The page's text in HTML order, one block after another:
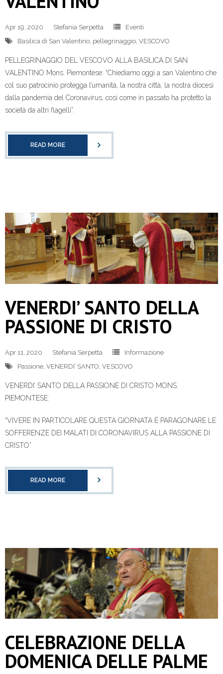
Apr 19, 2020 Stefania Serpetta
Eventi
Basilica di San Valentino pellegrinaggio VESCOVO
PELLEGRINAGGIO DEL VESCOVO ALLA BASILICA DI SAN
VALENTINO Mons. Piemontese: “Chiediamo oggi a san Valentino che
col suo patrocinio protegga l’umanità, la nostra città, la nostra diocesi
dalla pandemia del Coronavirus, così come in passato ha protetto la
società da altri flagelli”.
READ MORE
VENERDI’ SANTO DELLA
PASSIONE DI CRISTO
Apr 11, 2020 Stefania Serpetta
Informazione
Passione VENERDI’ SANTO VESCOVO
VENERDI’ SANTO DELLA PASSIONE DI CRISTO MONS.
PIEMONTESE:
“VIVERE IN PARTICOLARE QUESTA GIORNATA È PARAGONARE LE
SOFFERENZE DEI MALATI DI CORONAVIRUS ALLA PASSIONE DI
CRISTO”
READ MORE
CELEBRAZIONE DELLA
DOMENICA DELLE PALME